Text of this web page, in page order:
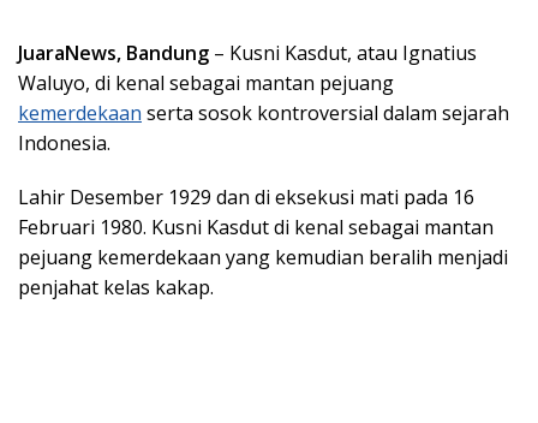
JuaraNews, Bandung – Kusni Kasdut, atau Ignatius
Waluyo, di kenal sebagai mantan pejuang
kemerdekaan serta sosok kontroversial dalam sejarah
Indonesia.
Lahir Desember 1929 dan di eksekusi mati pada 16
Februari 1980. Kusni Kasdut di kenal sebagai mantan
pejuang kemerdekaan yang kemudian beralih menjadi
penjahat kelas kakap.